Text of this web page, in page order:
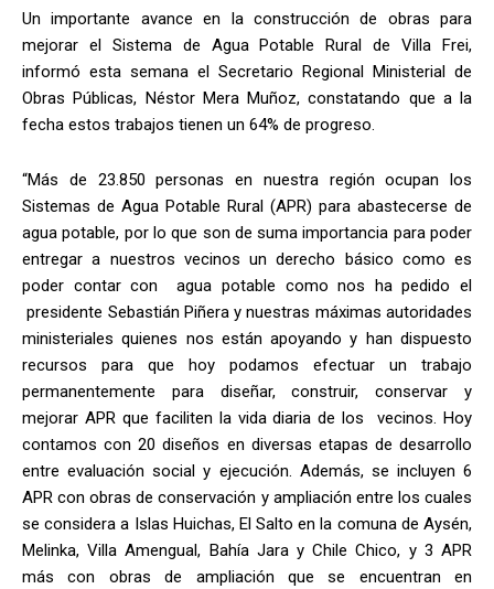
Un importante avance en la construcción de obras para
mejorar el Sistema de Agua Potable Rural de Villa Frei,
informó esta semana el Secretario Regional Ministerial de
Obras Públicas, Néstor Mera Muñoz, constatando que a la
fecha estos trabajos tienen un 64% de progreso.
“Más de 23.850 personas en nuestra región ocupan los
Sistemas de Agua Potable Rural (APR) para abastecerse de
agua potable, por lo que son de suma importancia para poder
entregar a nuestros vecinos un derecho básico como es
poder contar con agua potable como nos ha pedido el
presidente Sebastián Piñera y nuestras máximas autoridades
ministeriales quienes nos están apoyando y han dispuesto
recursos para que hoy podamos efectuar un trabajo
permanentemente para diseñar, construir, conservar y
mejorar APR que faciliten la vida diaria de los vecinos. Hoy
contamos con 20 diseños en diversas etapas de desarrollo
entre evaluación social y ejecución. Además, se incluyen 6
APR con obras de conservación y ampliación entre los cuales
se considera a Islas Huichas, El Salto en la comuna de Aysén,
Melinka, Villa Amengual, Bahía Jara y Chile Chico, y 3 APR
más con obras de ampliación que se encuentran en